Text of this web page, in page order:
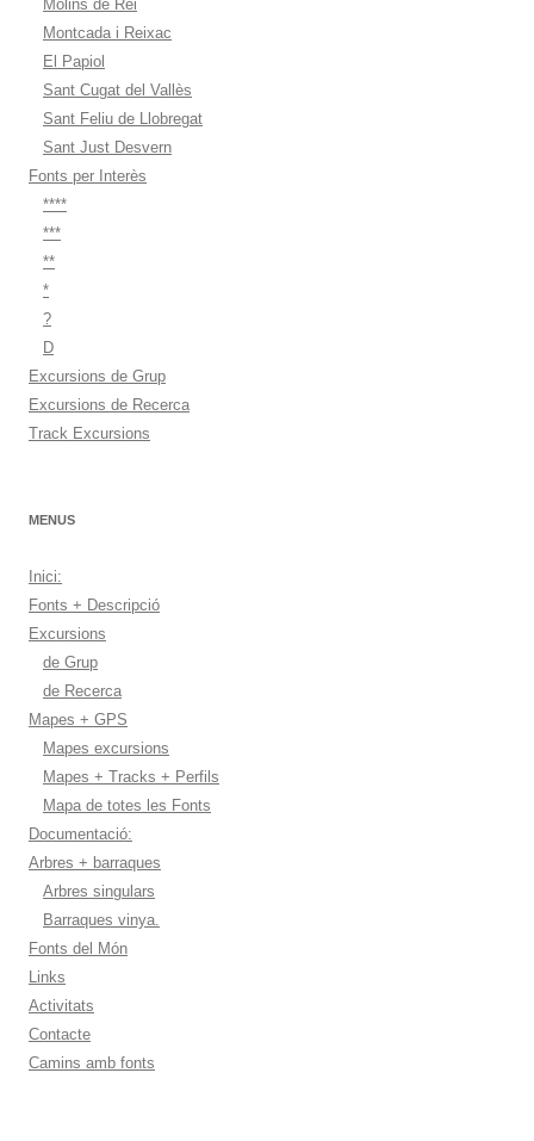
Molins de Rei
Montcada i Reixac
El Papiol
Sant Cugat del Vallès
Sant Feliu de Llobregat
Sant Just Desvern
Fonts per Interès
****
***
**
*
?
D
Excursions de Grup
Excursions de Recerca
Track Excursions
MENUS
Inici:
Fonts + Descripció
Excursions
de Grup
de Recerca
Mapes + GPS
Mapes excursions
Mapes + Tracks + Perfils
Mapa de totes les Fonts
Documentació:
Arbres + barraques
Arbres singulars
Barraques vinya.
Fonts del Món
Links
Activitats
Contacte
Camins amb fonts